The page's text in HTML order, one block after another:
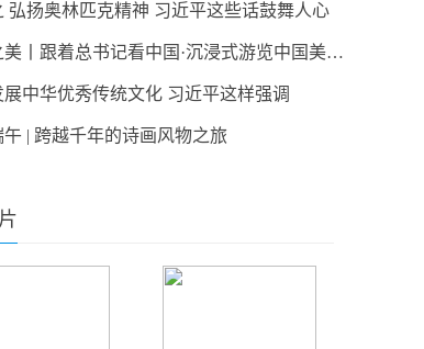
弘扬奥林匹克精神 习近平这些话鼓舞人心
乡村之美丨跟着总书记看中国·沉浸式游览中国美丽乡村
中华优秀传统文化 习近平这样强调
午 | 跨越千年的诗画风物之旅